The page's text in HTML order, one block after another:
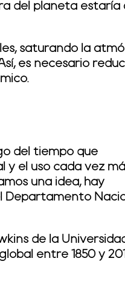
del planeta estaría
saturando la
es necesario
del tiempo que
y el uso cada vez
una idea, hay
Departamento
de la
entre 1850 y